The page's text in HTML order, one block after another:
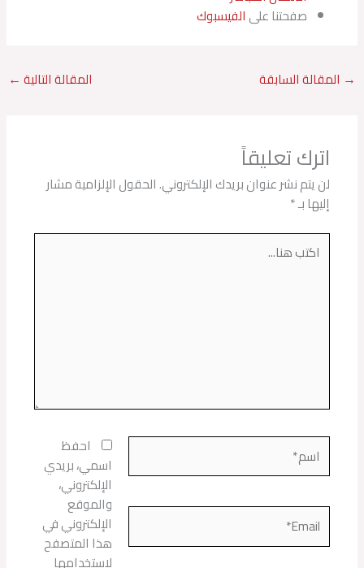
صفحتنا على الفيسبوك
→ المقالة السابقة المقالة التالية ←
اترك تعليقاً
لن يتم نشر عنوان بريدك الإلكتروني.الحقول الإلزامية مشار
إليها بـ*
اكتب
هنا...
اسم*
Email*
احفظ
اسمي، بريدي
الإلكتروني،
والموقع
الإلكتروني في
هذا المتصفح
لاستخدامها